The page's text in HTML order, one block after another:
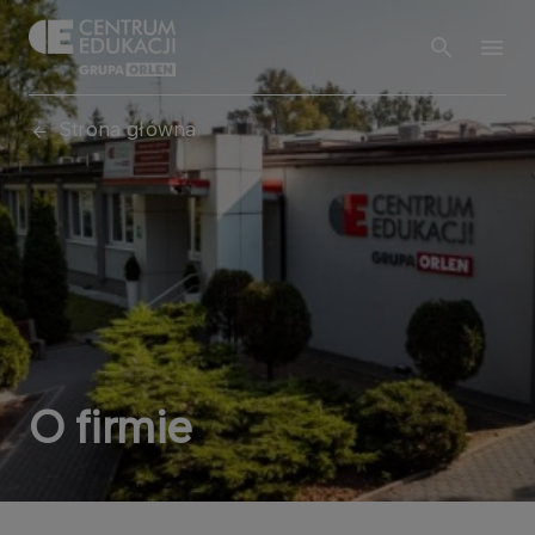
Strona główna
O firmie